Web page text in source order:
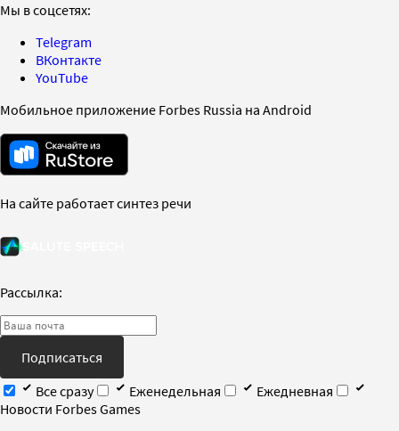
Мы в соцсетях:
Telegram
ВКонтакте
YouTube
Мобильное приложение Forbes Russia на Android
На сайте работает синтез речи
Рассылка:
Подписаться
Все сразу
Еженедельная
Ежедневная
Новости Forbes Games